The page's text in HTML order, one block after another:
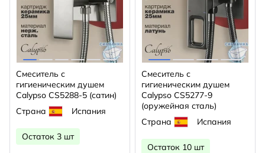
Смеситель с
гигиеническим душем
Calypso CS5288-5 (сатин)
Страна
Испания
Остаток 3 шт
Смеситель с
гигиеническим душем
Calypso CS5277-9
(оружейная сталь)
Страна
Испания
Остаток 10 шт